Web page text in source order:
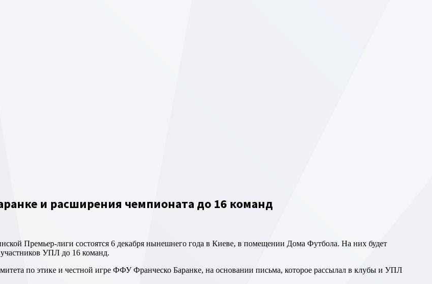
и расширения чемпионата до 16 команд
Премьер-лиги состоятся 6 декабря нынешнего года в Киеве, в помещении Дома Футбола. На них будет
УПЛ до 16 команд.